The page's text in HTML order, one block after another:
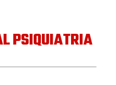
PSIQUIATRIA